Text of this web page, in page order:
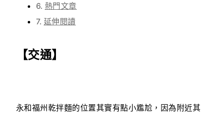
熱門文章
延伸閱讀
【交通】
永和福州乾拌麵的位置其實有點小尷尬，因為附近其